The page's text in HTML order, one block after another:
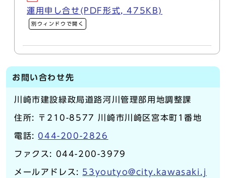
運用申し合せ(PDF形式, 475KB)
別ウィンドウで開く
お問い合わせ先
川崎市建設緑政局道路河川管理部用地調整課
住所: 〒210-8577 川崎市川崎区宮本町1番地
電話: 044-200-2826
ファクス: 044-200-3979
メールアドレス: 53youtyo@city.kawasaki.j